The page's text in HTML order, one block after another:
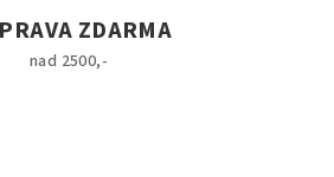
ZDARMA
nad 2500,-